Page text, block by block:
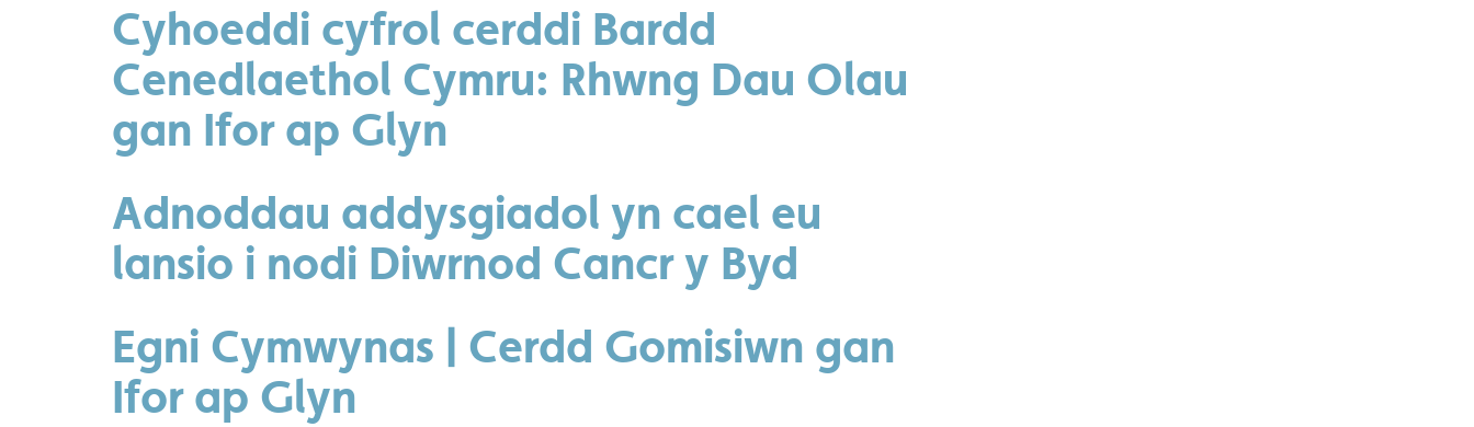
Cyhoeddi cyfrol cerddi Bardd
Cenedlaethol Cymru: Rhwng Dau Olau
gan Ifor ap Glyn
Adnoddau addysgiadol yn cael eu
lansio i nodi Diwrnod Cancr y Byd
Egni Cymwynas | Cerdd Gomisiwn gan
Ifor ap Glyn